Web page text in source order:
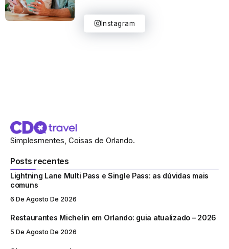
Instagram
Simplesmentes, Coisas de Orlando.
Posts recentes
Lightning Lane Multi Pass e Single Pass: as dúvidas mais
comuns
6 De Agosto De 2026
Restaurantes Michelin em Orlando: guia atualizado – 2026
5 De Agosto De 2026